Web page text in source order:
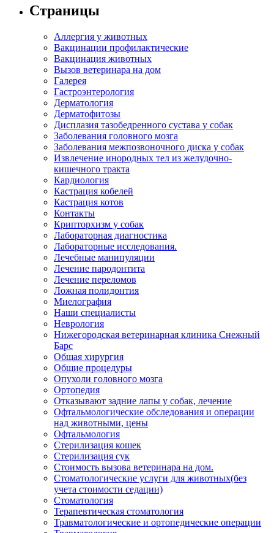
Страницы
Аллергия у животных
Вакцинации профилактические
Вакцинация животных
Вызов ветеринара на дом
Галерея
Гастроэнтерология
Дерматология
Дерматофитозы
Дисплазия тазобедренного сустава у собак
Заболевания головного мозга
Заболевания межпозвоночного диска у собак
Извлечение инородных тел из желудочно-
кишечного тракта
Кардиология
Кастрация кобелей
Кастрация котов
Контакты
Крипторхизм у собак
Лабораторная диагностика
Лабораторные исследования.
Лечебные манипуляции
Лечение пародонтита
Лечение переломов
Ложная полидонтия
Миелография
Наши специалисты
Неврология
Нижегородская ветеринарная клиника Снежный
Барс
Общая хирургия
Общие процедуры
Опухоли головного мозга
Ортопедия
Отказывают задние лапы у собак, лечение
Офтальмологические обследования и операции
над животными, цены
Офтальмология
Стерилизация кошек
Стерилизация сук
Стоимость вызова ветеринара на дом.
Стоматологические услуги для животных(без
учета стоимости седации)
Стоматология
Терапевтическая стоматология
Травматологические и ортопедические операции